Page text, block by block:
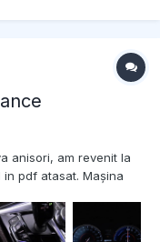
anisori, am revenit la
pdf atasat. Mașina
conduce non stop.